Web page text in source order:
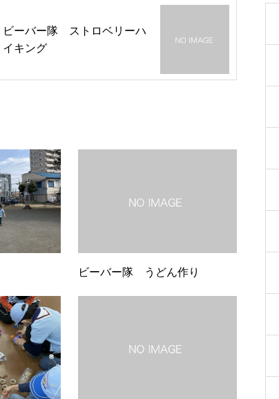
ビーバー隊 ストロベリーハ
イキング
ビーバー隊 うどん作り